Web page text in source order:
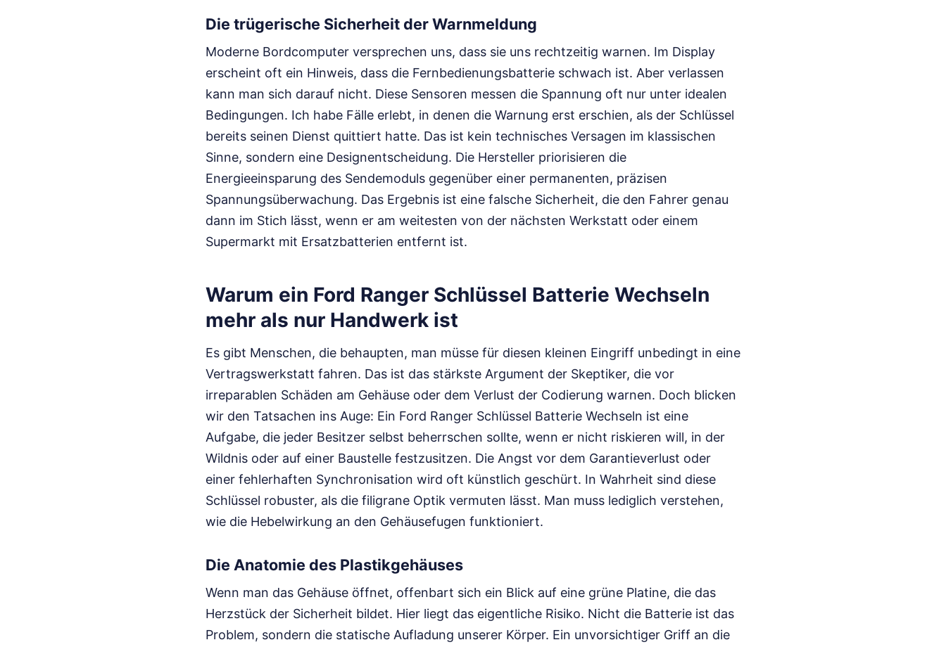
Die trügerische Sicherheit der Warnmeldung
Moderne Bordcomputer versprechen uns, dass sie uns rechtzeitig warnen. Im Display
erscheint oft ein Hinweis, dass die Fernbedienungsbatterie schwach ist. Aber verlassen
kann man sich darauf nicht. Diese Sensoren messen die Spannung oft nur unter idealen
Bedingungen. Ich habe Fälle erlebt, in denen die Warnung erst erschien, als der Schlüssel
bereits seinen Dienst quittiert hatte. Das ist kein technisches Versagen im klassischen
Sinne, sondern eine Designentscheidung. Die Hersteller priorisieren die
Energieeinsparung des Sendemoduls gegenüber einer permanenten, präzisen
Spannungsüberwachung. Das Ergebnis ist eine falsche Sicherheit, die den Fahrer genau
dann im Stich lässt, wenn er am weitesten von der nächsten Werkstatt oder einem
Supermarkt mit Ersatzbatterien entfernt ist.
Warum ein Ford Ranger Schlüssel Batterie Wechseln
mehr als nur Handwerk ist
Es gibt Menschen, die behaupten, man müsse für diesen kleinen Eingriff unbedingt in eine
Vertragswerkstatt fahren. Das ist das stärkste Argument der Skeptiker, die vor
irreparablen Schäden am Gehäuse oder dem Verlust der Codierung warnen. Doch blicken
wir den Tatsachen ins Auge: Ein Ford Ranger Schlüssel Batterie Wechseln ist eine
Aufgabe, die jeder Besitzer selbst beherrschen sollte, wenn er nicht riskieren will, in der
Wildnis oder auf einer Baustelle festzusitzen. Die Angst vor dem Garantieverlust oder
einer fehlerhaften Synchronisation wird oft künstlich geschürt. In Wahrheit sind diese
Schlüssel robuster, als die filigrane Optik vermuten lässt. Man muss lediglich verstehen,
wie die Hebelwirkung an den Gehäusefugen funktioniert.
Die Anatomie des Plastikgehäuses
Wenn man das Gehäuse öffnet, offenbart sich ein Blick auf eine grüne Platine, die das
Herzstück der Sicherheit bildet. Hier liegt das eigentliche Risiko. Nicht die Batterie ist das
Problem, sondern die statische Aufladung unserer Körper. Ein unvorsichtiger Griff an die